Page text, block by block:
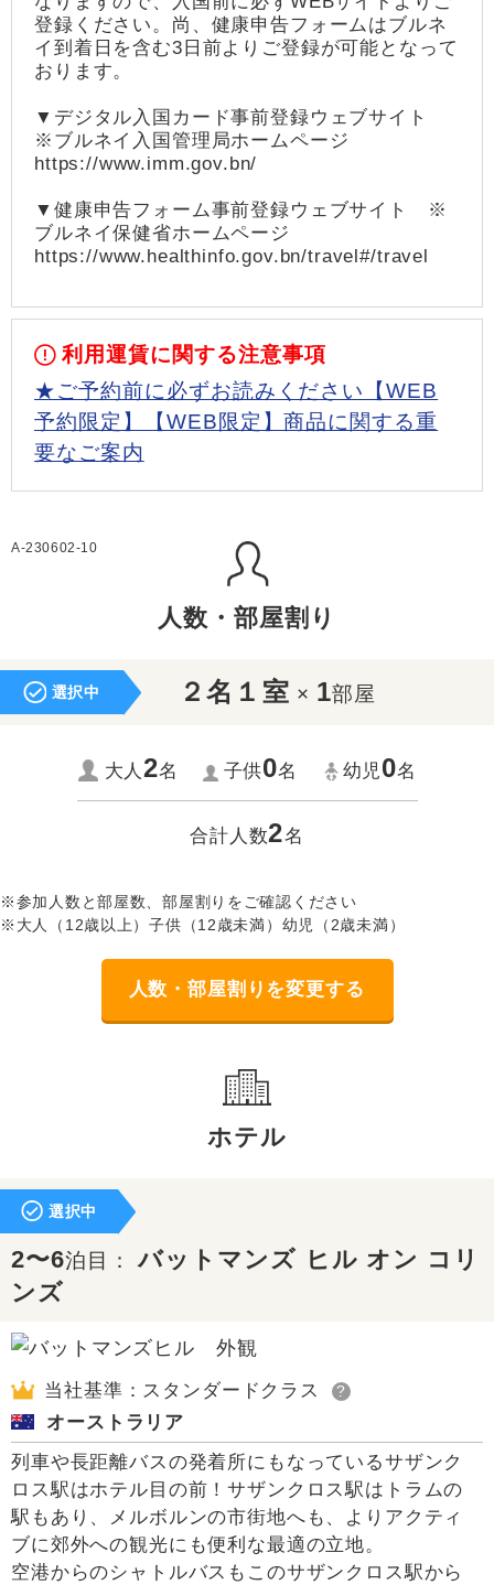
登録ください。尚、健康申告フォームはブルネ
イ到着日を含む3日前よりご登録が可能となって
おります。
▼デジタル入国カード事前登録ウェブサイト
※ブルネイ入国管理局ホームページ
https://www.imm.gov.bn/
▼健康申告フォーム事前登録ウェブサイト ※
ブルネイ保健省ホームページ
https://www.healthinfo.gov.bn/travel#/travel
利用運賃に関する注意事項
★ご予約前に必ずお読みください【WEB
予約限定】【WEB限定】商品に関する重
要なご案内
A-230602-10
人数・部屋割り
選択中 ２名１室 × 1部屋
大人2名 子供0名 幼児0名
合計人数2名
※参加人数と部屋数、部屋割りをご確認ください
※大人（12歳以上）子供（12歳未満）幼児（2歳未満）
人数・部屋割りを変更する
ホテル
選択中
2〜6泊目：バットマンズ ヒル オン コリ
ンズ
当社基準：スタンダードクラス ?
オーストラリア
列車や長距離バスの発着所にもなっているサザンク
ロス駅はホテル目の前！サザンクロス駅はトラムの
駅もあり、メルボルンの市街地へも、よりアクティ
ブに郊外への観光にも便利な最適の立地。
空港からのシャトルバスもこのサザンクロス駅から